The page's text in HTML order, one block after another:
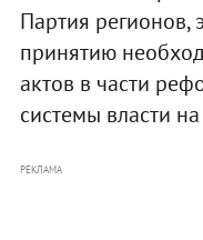
Партия регионов,
принятию
актов в части
системы власти
РЕКЛАМА